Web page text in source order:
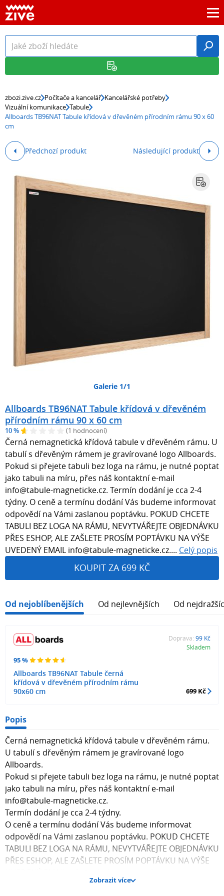
zbozi.zive.cz Počítače a kancelář Kancelářské potřeby
Vizuální komunikace Tabule
Allboards TB96NAT Tabule křídová v dřevěném přírodním rámu 90 x 60
cm
Předchozí produkt Následující produkt
Galerie 1/1
Allboards TB96NAT Tabule křídová v dřevěném
přírodním rámu 90 x 60 cm
10 % (1 hodnocení)
Černá nemagnetická křídová tabule v dřevěném rámu. U
tabulí s dřevěným rámem je gravírované logo Allboards.
Pokud si přejete tabuli bez loga na rámu, je nutné poptat
jako tabuli na míru, přes náš kontaktní e-mail
info@tabule-magneticke.cz. Termín dodání je cca 2-4
týdny. O ceně a termínu dodání Vás budeme informovat
odpovědí na Vámi zaslanou poptávku. POKUD CHCETE
TABULI BEZ LOGA NA RÁMU, NEVYTVÁŘEJTE OBJEDNÁVKU
PŘES ESHOP, ALE ZAŠLETE PROSÍM POPTÁVKU NA VÝŠE
UVEDENÝ EMAIL info@tabule-magneticke.cz.... Celý popis
KOUPIT ZA 699 KČ
Od nejoblíbenějších Od nejlevnějších Od
95 %
Allboards TB96NAT Tabule černá
křídová v dřevěném přírodním rámu
90x60 cm
Doprava: 99 Kč
Skladem
699 Kč
Popis
Černá nemagnetická křídová tabule v dřevěném rámu.
U tabulí s dřevěným rámem je gravírované logo
Allboards.
Pokud si přejete tabuli bez loga na rámu, je nutné poptat
jako tabuli na míru, přes náš kontaktní e-mail
info@tabule-magneticke.cz.
Termín dodání je cca 2-4 týdny.
O ceně a termínu dodání Vás budeme informovat
odpovědí na Vámi zaslanou poptávku. POKUD CHCETE
TABULI BEZ LOGA NA RÁMU, NEVYTVÁŘEJTE OBJEDNÁVKU
PŘES ESHOP, ALE ZAŠLETE PROSÍM POPTÁVKU NA VÝŠE
Zobrazit více